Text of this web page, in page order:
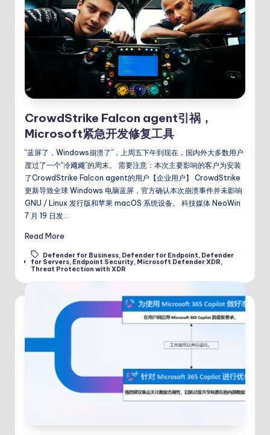
CrowdStrike Falcon agent引祸，
Microsoft紧急开发修复工具
“蓝屏了，Windows崩溃了”，上周五下午到现在，国内外大多数用户
度过了一个“冷飕飕”的周末。 需要注意：本次主要影响的客户为安装
了CrowdStrike Falcon agent的用户【企业用户】 CrowdStrike
更新导致全球 Windows 电脑蓝屏，官方确认本次崩溃事件并未影响
GNU / Linux 发行版和苹果 macOS 系统设备。 科技媒体 NeoWin
7 月 19 日发…
Read More
Tags:
Defender for Business, Defender for Endpoint Defender
for Servers, Endpoint Security, Microsoft Defender XDR,
Threat Protection with XDR